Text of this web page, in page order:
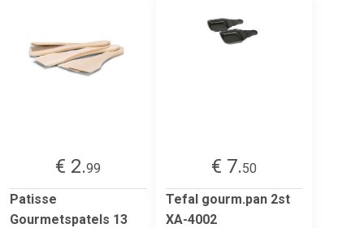
€ 2.99
Patisse
Gourmetspatels 13
€ 7.50
Tefal gourm.pan 2st
XA-4002